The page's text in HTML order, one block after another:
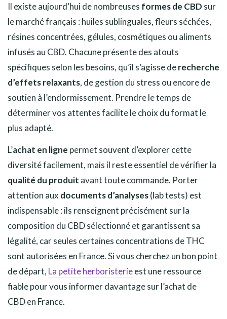
Il existe aujourd’hui de nombreuses formes de CBD sur
le marché français : huiles sublinguales, fleurs séchées,
résines concentrées, gélules, cosmétiques ou aliments
infusés au CBD. Chacune présente des atouts
spécifiques selon les besoins, qu’il s’agisse derecherche
d’effets relaxants, de gestion du stress ou encore de
soutien à l’endormissement. Prendre le temps de
déterminer vos attentes facilite le choix du format le
plus adapté.
L’achat en ligne permet souvent d’explorer cette
diversité facilement, mais il reste essentiel de vérifier la
qualité du produit avant toute commande. Porter
attention aux documents d’analyses(lab tests) est
indispensable : ils renseignent précisément sur la
composition du CBD sélectionné et garantissent sa
légalité, car seules certaines concentrations de THC
sont autorisées en France. Si vous cherchez un bon point
de départ, La petite herboristerieest une ressource
fiable pour vous informer davantage sur l’achat de
CBD en France.